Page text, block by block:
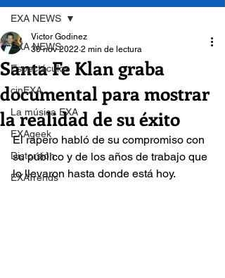
EXA NEWS
Espectáculos
cinEXA
La música EXA
EXAgeek
Distorsión
EXATrends
EXA NEWS
Santa Fe Klan graba
documental para mostrar
la realidad de su éxito
Victor Godinez
30 nov 2022 2 min de lectura
El rapero habló de su compromiso con
su público y de los años de trabajo que
lo llevaron hasta donde está hoy.